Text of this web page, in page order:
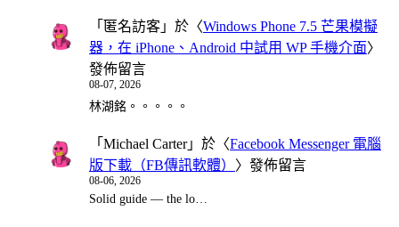
「 匿名訪客 」於〈Windows Phone 7.5 芒果模擬
器，在 iPhone、Android 中試用 WP 手機介面〉
發佈留言
08-07, 2026
林湖銘。。。。。
「 Michael Carter」於〈Facebook Messenger 電腦
版下載（FB傳訊軟體） 〉發佈留言
08-06, 2026
Solid guide — the lo…